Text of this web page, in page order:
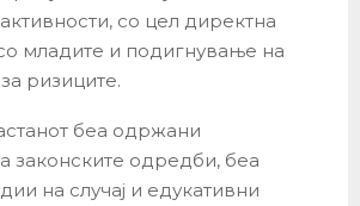
со цел директна
младите и подигнување на
ризиците.
беа одржани
законските одредби, беа
на случај и едукативни